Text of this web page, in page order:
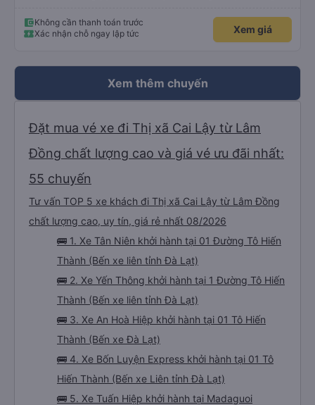
Không cần thanh toán trước
Xác nhận chỗ ngay lập tức
Xem giá
Xem thêm chuyến
Đặt mua vé xe đi Thị xã Cai Lậy từ Lâm
Đồng chất lượng cao và giá vé ưu đãi nhất:
55 chuyến
Tư vấn TOP 5 xe khách đi Thị xã Cai Lậy từ Lâm Đồng
chất lượng cao, uy tín, giá rẻ nhất 08/2026
🚌 1. Xe Tân Niên khởi hành tại 01 Đường Tô Hiến
Thành (Bến xe liên tỉnh Đà Lạt)
🚌 2. Xe Yến Thông khởi hành tại 1 Đường Tô Hiến
Thành (Bến xe liên tỉnh Đà Lạt)
🚌 3. Xe An Hoà Hiệp khởi hành tại 01 Tô Hiến
Thành (Bến xe Đà Lạt)
🚌 4. Xe Bốn Luyện Express khởi hành tại 01 Tô
Hiến Thành (Bến xe Liên tỉnh Đà Lạt)
🚌 5. Xe Tuấn Hiệp khởi hành tại Madaguoi